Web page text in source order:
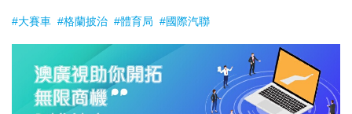
#大賽車 #格蘭披治 #體育局 #國際汽聯